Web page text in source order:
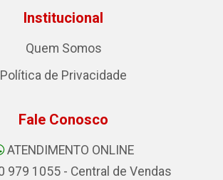
Institucional
Quem Somos
Política de Privacidade
Fale Conosco
ATENDIMENTO ONLINE
979 1055 - Central de Vendas